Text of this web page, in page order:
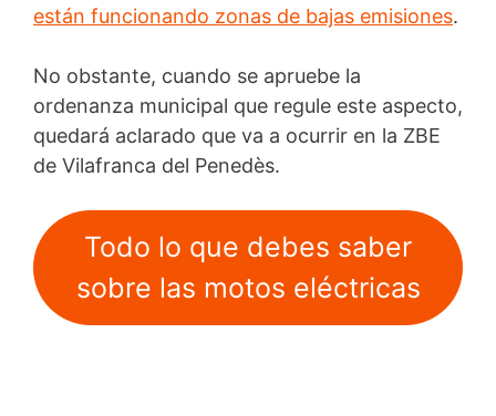
están funcionando zonas de bajas emisiones.
No obstante, cuando se apruebe la
ordenanza municipal que regule este aspecto,
quedará aclarado que va a ocurrir en la ZBE
de Vilafranca del Penedès.
Todo lo que debes saber
sobre las motos eléctricas